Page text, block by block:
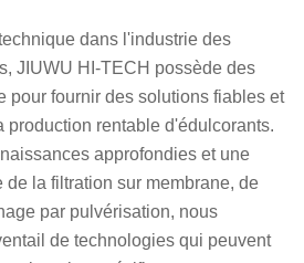
dans l'industrie des
JIUWU HI-TECH possède des
pour fournir des solutions fiables et
production rentable d'édulcorants.
approfondies et une
la filtration sur membrane, de
par pulvérisation, nous
de technologies qui peuvent